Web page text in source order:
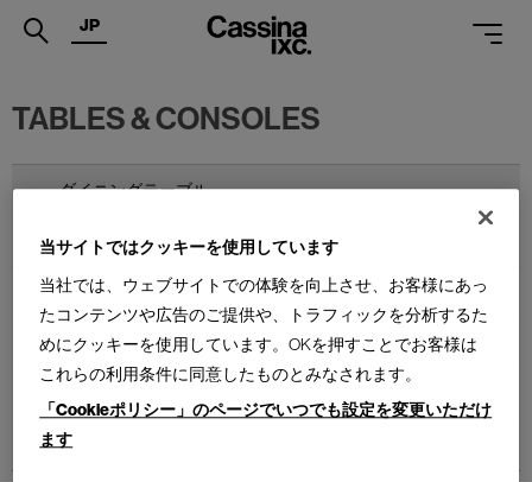
.
SERVICES
PROJECTS
MAGAZINE
SUPPORT
SHOPS
CATALOGUES
JP
TABLES & CONSOLES
ダイニングテーブル
コンソール
カウンターテーブル
ローテーブル
サイドテーブル
当サイトではクッキーを使用しています
当社では、ウェブサイトでの体験を向上させ、お客様にあっ
たコンテンツや広告のご提供や、トラフィックを分析するた
めにクッキーを使用しています。OKを押すことでお客様は
これらの利用条件に同意したものとみなされます。
「Cookieポリシー」のページでいつでも設定を変更いただけ
ます